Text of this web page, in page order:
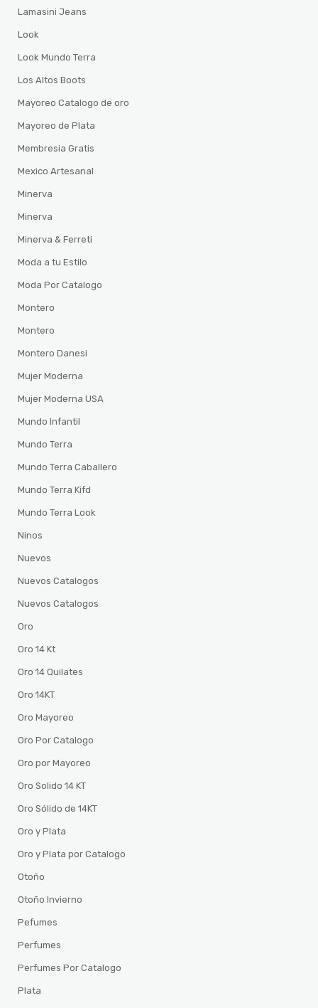
Lamasini Jeans
Look
Look Mundo Terra
Los Altos Boots
Mayoreo Catalogo de oro
Mayoreo de Plata
Membresia Gratis
Mexico Artesanal
Minerva
Minerva
Minerva & Ferreti
Moda a tu Estilo
Moda Por Catalogo
Montero
Montero
Montero Danesi
Mujer Moderna
Mujer Moderna USA
Mundo Infantil
Mundo Terra
Mundo Terra Caballero
Mundo Terra Kifd
Mundo Terra Look
Ninos
Nuevos
Nuevos Catalogos
Nuevos Catalogos
Oro
Oro 14 Kt
Oro 14 Quilates
Oro 14KT
Oro Mayoreo
Oro Por Catalogo
Oro por Mayoreo
Oro Solido 14 KT
Oro Sólido de 14KT
Oro y Plata
Oro y Plata por Catalogo
Otoño
Otoño Invierno
Pefumes
Perfumes
Perfumes Por Catalogo
Plata